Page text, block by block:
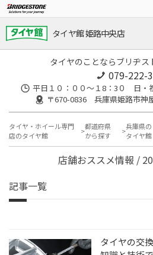
タイヤ館 姫路中央店
タイヤのことならブリヂス
079-222-
平日１０：００～１8：3０ 日・
〒670-0836 兵庫県姫路市神
タイヤ・ホイール専門
店のタイヤ館
都道府県
から探す
兵庫県の
タイヤ館
店舗おススメ情報 /
記事一覧
タイヤの交